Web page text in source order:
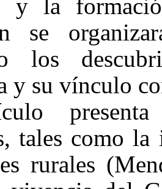
y la
se
los
y su vínculo
tales como
rurales